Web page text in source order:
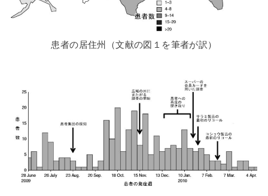
患者の居住州（文献の図１を筆者が訳）